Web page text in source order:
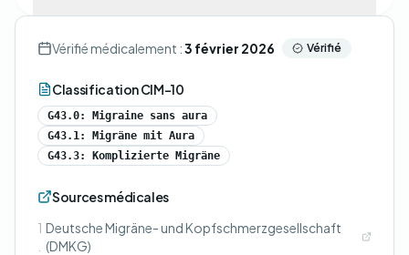
Vérifié médicalement :3 février 2026 Vérifié
Classification CIM-10
G43.0: Migraine sans aura
G43.1: Migräne mit Aura
G43.3: Komplizierte Migräne
Sources médicales
1 Deutsche Migräne- und Kopfschmerzgesellschaft
(DMKG)